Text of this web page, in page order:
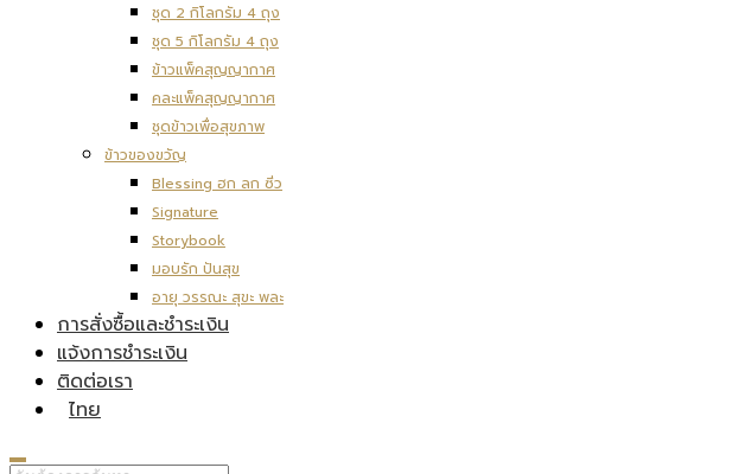
ชุด 2 กิโลกรัม 4 ถุง
ชุด 5 กิโลกรัม 4 ถุง
ข้าวแพ็คสุญญากาศ
คละแพ็คสุญญากาศ
ชุดข้าวเพื่อสุขภาพ
ข้าวของขวัญ
Blessing ฮก ลก ซิ่ว
Signature
Storybook
มอบรัก ปันสุข
อายุ วรรณะ สุขะ พละ
การสั่งซื้อและชำระเงิน
แจ้งการชำระเงิน
ติดต่อเรา
ไทย